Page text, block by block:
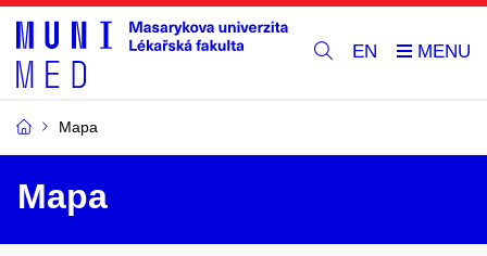
EN
Mapa
Mapa